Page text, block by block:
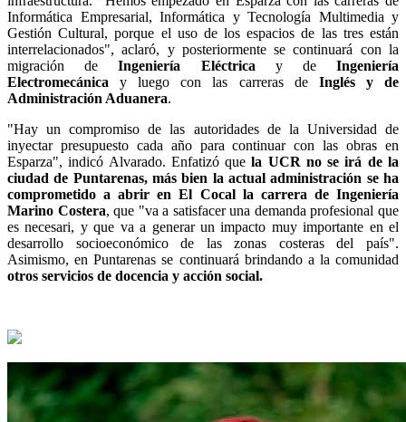
Informática Empresarial, Informática y Tecnología Multimedia y
Gestión Cultural, porque el uso de los espacios de las tres están
interrelacionados", aclaró, y posteriormente se continuará con la
migración deIngeniería Eléctrica y deIngeniería
Electromecánica y luego con las carreras de Inglés y de
Administración Aduanera.
"Hay un compromiso de las autoridades de la Universidad de
inyectar presupuesto cada año para continuar con las obras en
Esparza", indicó Alvarado. Enfatizó quela UCR no se irá de la
ciudad de Puntarenas, más bien la actual administración se ha
comprometido a abrir en El Cocal la carrera de Ingeniería
Marino Costera, que "va a satisfacer una demanda profesional que
es necesari, y que va a generar un impacto muy importante en el
desarrollo socioeconómico de las zonas costeras del país".
Asimismo, en Puntarenas se continuará brindando a la comunidad
otros servicios de docencia y acción social.